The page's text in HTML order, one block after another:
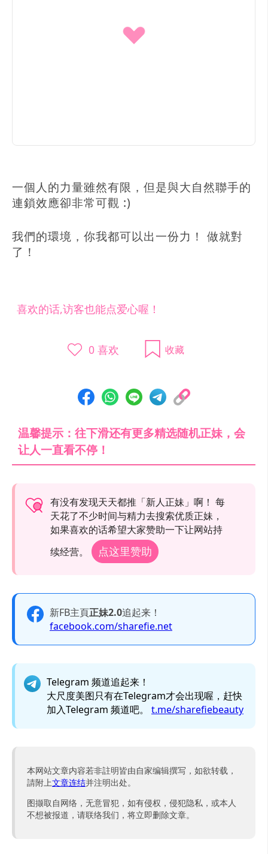
一個人的力量雖然有限，但是與大自然聯手的
連鎖效應卻非常可觀 :)
我們的環境，你我都可以出一份力！ 做就對
了！
喜欢的话,访客也能点爱心喔！
0喜欢 收藏
温馨提示：往下滑还有更多精选随机正妹，会
让人一直看不停！
有没有发现天天都推「新人正妹」啊！ 每
天花了不少时间与精力去搜索优质正妹，
如果喜欢的话希望大家赞助一下让网站持
续经营。
点这里赞助
新FB主頁正妹2.0追起来！
facebook.com/sharefie.net
Telegram 频道追起来！
大尺度美图只有在Telegram才会出现喔，赶快
加入Telegram 频道吧。 t.me/sharefiebeauty
本网站文章内容若非註明皆由自家编辑撰写，如欲转载，
請附上文章连结并注明出处。
图撷取自网络，无意冒犯，如有侵权，侵犯隐私，或本人
不想被报道，请联络我们，将立即删除文章。